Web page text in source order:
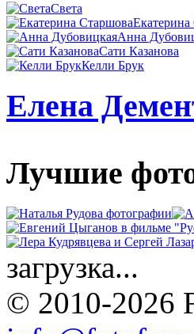
Света
Анна
Сати Казанова
Келли Брук
Елена
Лучшие
загрузка...
© 2010-2026